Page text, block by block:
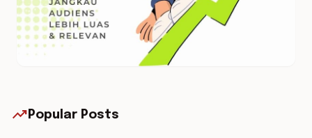
trending_up Popular Posts